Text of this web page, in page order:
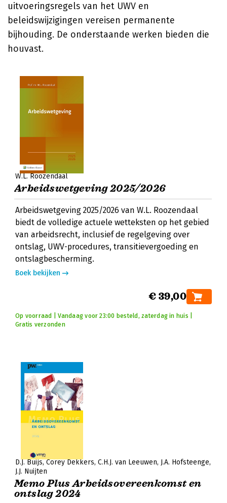
uitvoeringsregels van het UWV en
beleidswijzigingen vereisen permanente
bijhouding. De onderstaande werken bieden die
houvast.
W.L. Roozendaal
Arbeidswetgeving 2025/2026
Arbeidswetgeving 2025/2026 van W.L. Roozendaal
biedt de volledige actuele wetteksten op het gebied
van arbeidsrecht, inclusief de regelgeving over
ontslag, UWV-procedures, transitievergoeding en
ontslagbescherming.
Boek bekijken
€ 39,00
Op voorraad | Vandaag voor 23:00 besteld, zaterdag in huis |
Gratis verzonden
D.J. Buijs Corey Dekkers C.H.J. van Leeuwen J.A. Hofsteenge
J.J. Nuijten
Memo Plus Arbeidsovereenkomst en
ontslag 2024